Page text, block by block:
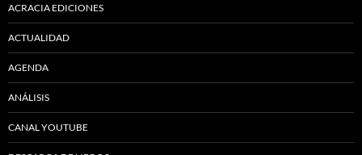
ACRACIA EDICIONES
ACTUALIDAD
AGENDA
ANÁLISIS
CANAL YOUTUBE